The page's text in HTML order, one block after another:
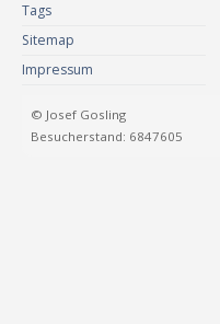
Tags
Sitemap
Impressum
© Josef Gosling
Besucherstand: 6847605